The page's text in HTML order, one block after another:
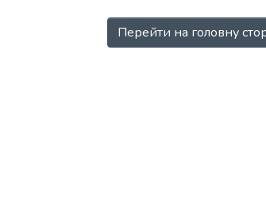
Перейти на головну